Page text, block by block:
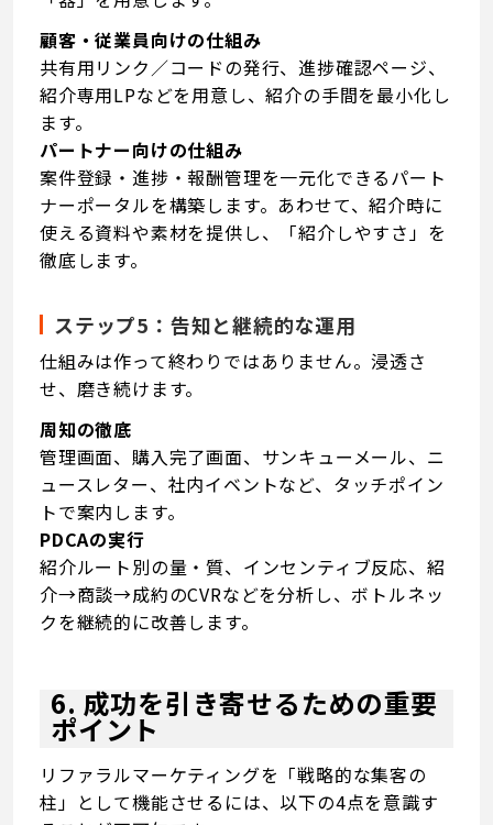
顧客・従業員向けの仕組み
共有用リンク／コードの発行、進捗確認ページ、
紹介専用LPなどを用意し、紹介の手間を最小化し
ます。
パートナー向けの仕組み
案件登録・進捗・報酬管理を一元化できるパート
ナーポータルを構築します。あわせて、紹介時に
使える資料や素材を提供し、「紹介しやすさ」を
徹底します。
ステップ5：告知と継続的な運用
仕組みは作って終わりではありません。浸透さ
せ、磨き続けます。
周知の徹底
管理画面、購入完了画面、サンキューメール、ニ
ュースレター、社内イベントなど、タッチポイン
トで案内します。
PDCAの実行
紹介ルート別の量・質、インセンティブ反応、紹
介→商談→成約のCVRなどを分析し、ボトルネッ
クを継続的に改善します。
6. 成功を引き寄せるための重要
ポイント
リファラルマーケティングを「戦略的な集客の
柱」として機能させるには、以下の4点を意識す